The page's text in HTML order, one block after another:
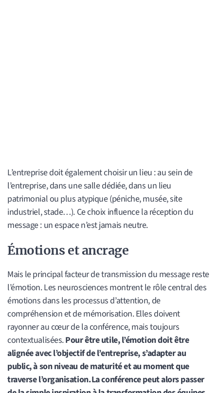
L’entreprise doit également choisir un lieu : au sein de
l’entreprise, dans une salle dédiée, dans un lieu
patrimonial ou plus atypique (péniche, musée, site
industriel, stade…). Ce choix influence la réception du
message : un espace n’est jamais neutre.
Émotions et ancrage
Mais le principal facteur de transmission du message reste
l’émotion. Les neurosciences montrent le rôle central des
émotions dans les processus d’attention, de
compréhension et de mémorisation. Elles doivent
rayonner au cœur de la conférence, mais toujours
contextualisées.Pour être utile, l’émotion doit être
alignée avec l’objectif de l’entreprise, s’adapter au
public, à son niveau de maturité et au moment que
traverse l’organisation. La conférence peut alors passer